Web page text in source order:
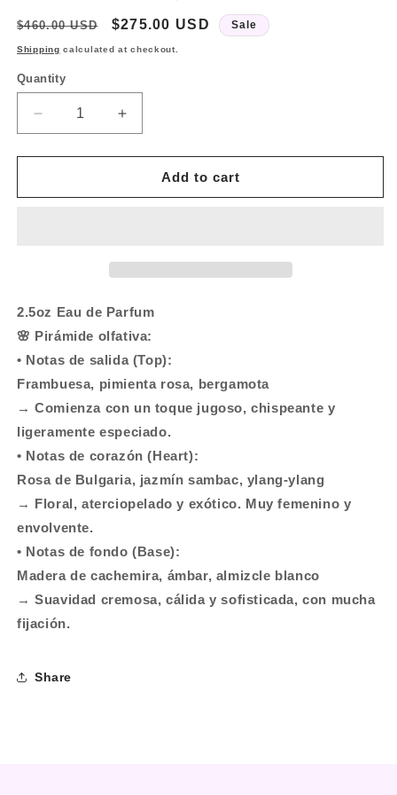
Regular
price
$460.00 USD
Sale
price
$275.00 USD Sale
Shipping calculated at checkout.
Quantity
Quantity
Decrease
quantity
for
by
Increase
quantity
for
Eladaria
by
Add to cart
2.5oz Eau de Parfum
🌸 Pirámide olfativa:
• Notas de salida (Top):
Frambuesa, pimienta rosa, bergamota
→ Comienza con un toque jugoso, chispeante y
ligeramente especiado.
• Notas de corazón (Heart):
Rosa de Bulgaria, jazmín sambac, ylang-ylang
→ Floral, aterciopelado y exótico. Muy femenino y
envolvente.
• Notas de fondo (Base):
Madera de cachemira, ámbar, almizcle blanco
→ Suavidad cremosa, cálida y sofisticada, con mucha
fijación.
Share